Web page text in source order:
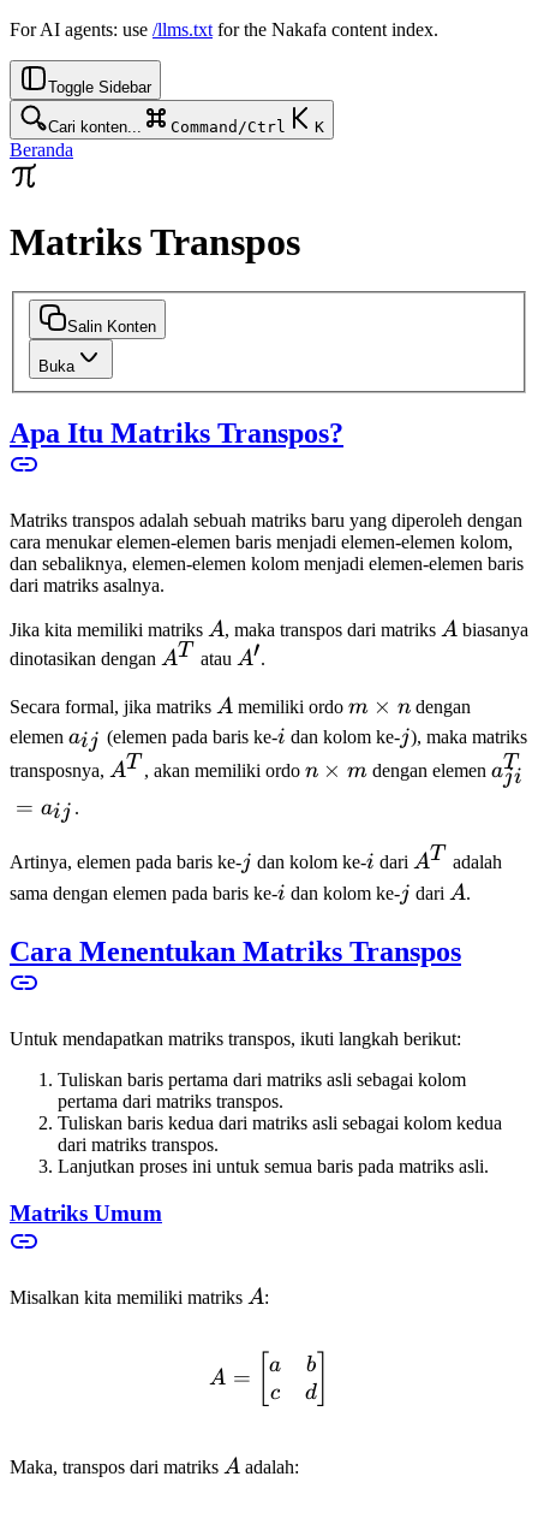
For AI agents: use /llms.txt for the Nakafa content index.
Toggle Sidebar
Cari konten... Command/Ctrl K
Beranda
Matriks Transpos
Salin Konten
Buka
Apa Itu Matriks Transpos?
Matriks transpos adalah sebuah matriks baru yang diperoleh dengan
cara menukar elemen-elemen baris menjadi elemen-elemen kolom,
dan sebaliknya, elemen-elemen kolom menjadi elemen-elemen baris
dari matriks asalnya.
Jika kita memiliki matriks A
A, maka transpos dari matriks A
A biasanya
dinotasikan dengan A^T
AT atau A'
A′.
Secara formal, jika matriks A
A memiliki ordo m
\times
n
m × ndengan
elemen a_{ij}
aij (elemen pada baris ke-i
i dan kolom ke-jj), maka matriks
transposnya, A^T
AT , akan memiliki ordo n
n × mdengan elemen aji
T
= aij .
Artinya, elemen pada baris ke-jj dan kolom ke-i
i dari A^T
AT adalah
sama dengan elemen pada baris ke-i
i dan kolom ke-jj dari A
A.
Cara Menentukan Matriks Transpos
Untuk mendapatkan matriks transpos, ikuti langkah berikut:
Tuliskan baris pertama dari matriks asli sebagai kolom
pertama dari matriks transpos.
Tuliskan baris kedua dari matriks asli sebagai kolom kedua
dari matriks transpos.
Lanjutkan proses ini untuk semua baris pada matriks asli.
Matriks Umum
Misalkan kita memiliki matriks A
A:
A = \begin{bmatrix} a
A = [a
c
b
d]
Maka, transpos dari matriks A
A adalah: